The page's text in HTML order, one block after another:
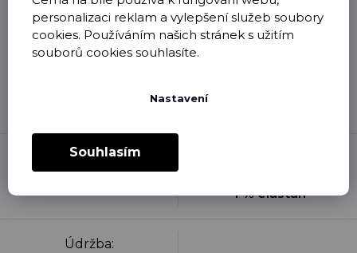
personalizaci reklam a vylepšení služeb soubory
cookies. Používáním našich stránek s užitím
souborů cookies souhlasíte.
Nastavení
Souhlasím
Oblečení, které je očividně použité, nošené,
vyprané či jinak poškozené, není možné nám
vrátit zpět v rámci odstoupení od kupní
přirozeným projevem přímého potisku na
4 % elastan
Údržba: